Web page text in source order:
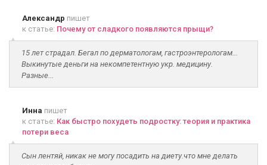
Александр пишет
к статье: Почему от сладкого появляются прыщи?
15 лет страдал. Бегал по дерматологам, гастроэнтерологам...
Выкинутые деньги на некомпетентную укр. медицину.
Разные...
Инна пишет
к статье: Как быстро похудеть подростку: теория и практика
потери веса
Сын лентяй, никак не могу посадить на диету.что мне делать